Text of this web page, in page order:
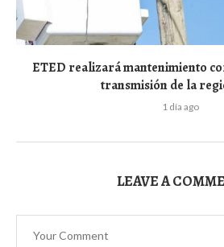
ETED realizará mantenimiento
transmisión de la
1 día ago
LEAVE A